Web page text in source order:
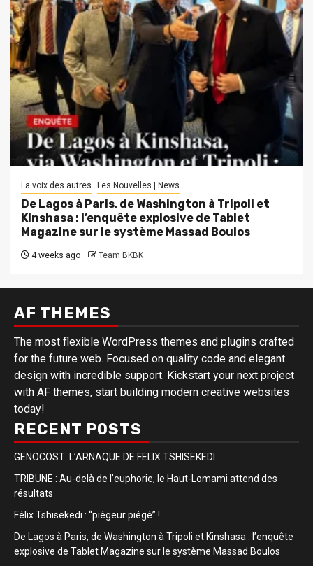
La voix des autres Les Nouvelles | News
De Lagos à Paris, de Washington à Tripoli et
Kinshasa : l’enquête explosive de Tablet
Magazine sur le système Massad Boulos
4 weeks ago Team BKBK
AF THEMES
The most flexible WordPress themes and plugins crafted
for the future web. Focused on quality code and elegant
design with incredible support. Kickstart your next project
with AF themes, start building modern creative websites
today!
RECENT POSTS
GENOCOST: L’ARNAQUE DE FELIX TSHISEKEDI
TRIBUNE : Au-delà de l’euphorie, le Haut-Lomami attend des
résultats
Félix Tshisekedi : “piégeur piégé” !
De Lagos à Paris, de Washington à Tripoli et Kinshasa : l’enquête
explosive de Tablet Magazine sur le système Massad Boulos